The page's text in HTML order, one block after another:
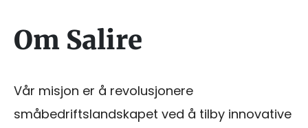
Om Salire
Vår misjon er å revolusjonere
småbedriftslandskapet ved å tilby innovative